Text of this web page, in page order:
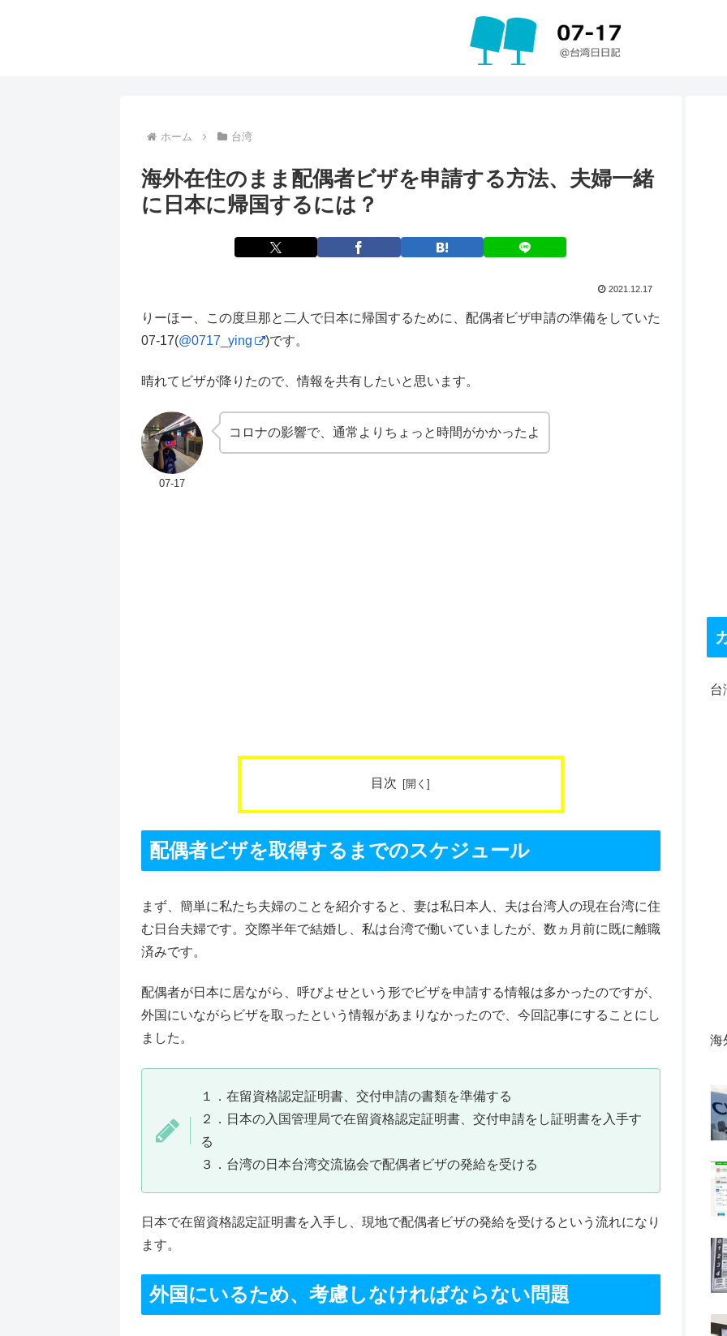
ホーム 台湾
海外在住のまま配偶者ビザを申請する方法、夫婦一緒
に日本に帰国するには？
2021.12.17
りーほー、この度旦那と二人で日本に帰国するために、配偶者ビザ申請の準備をしていた
07-17(@0717_ying )です。
晴れてビザが降りたので、情報を共有したいと思います。
07-17
コロナの影響で、通常よりちょっと時間がかかったよ
目次
配偶者ビザを取得するまでのスケジュール
まず、簡単に私たち夫婦のことを紹介すると、妻は私日本人、夫は台湾人の現在台湾に住
む日台夫婦です。交際半年で結婚し、私は台湾で働いていましたが、数ヵ月前に既に離職
済みです。
配偶者が日本に居ながら、呼びよせという形でビザを申請する情報は多かったのですが、
外国にいながらビザを取ったという情報があまりなかったので、今回記事にすることにし
ました。
１．在留資格認定証明書、交付申請の書類を準備する
２．日本の入国管理局で在留資格認定証明書、交付申請をし証明書を入手す
る
３．台湾の日本台湾交流協会で配偶者ビザの発給を受ける
日本で在留資格認定証明書を入手し、現地で配偶者ビザの発給を受けるという流れになり
ます。
外国にいるため、考慮しなければならない問題
台
海